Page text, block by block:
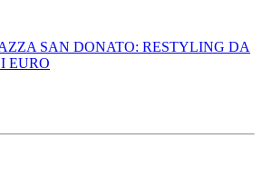
SAN DONATO: RESTYLING DA
EURO